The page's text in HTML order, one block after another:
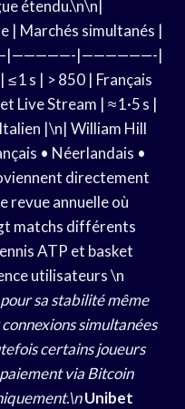
étendu.\n\n|
| Marchés simultanés |
|——————-|
s | > 850 | Français
Live Stream | ≈ 1·5 s |
|\n| William Hill
• Néerlandais •
directement
revue annuelle où
matchs différents
ATP et basket
utilisateurs \n
sa stabilité même
simultanées
certains joueurs
via Bitcoin
Unibet